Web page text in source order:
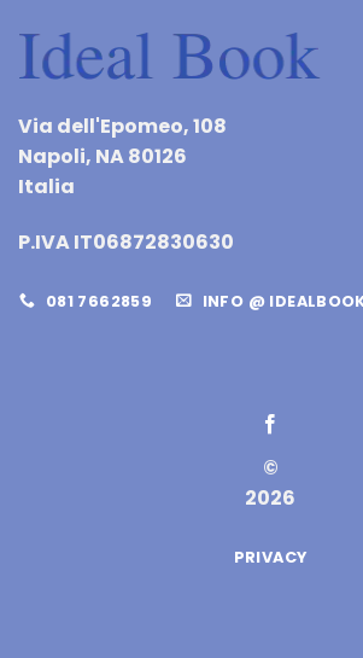
Via dell'Epomeo, 108
Napoli, NA 80126
Italia
P.IVA IT06872830630
081 7662859 INFO @
©
2026
PRIVACY